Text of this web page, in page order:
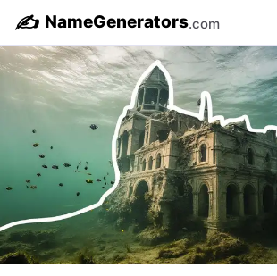
✍️ NameGenerators.com